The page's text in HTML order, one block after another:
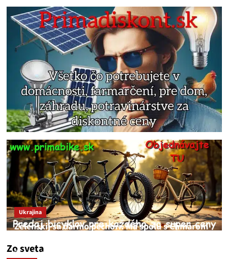
Zo sveta
Ukrajina
Zelenskij sa darmo pechorí. Má spolu s Chmarom
medvedar